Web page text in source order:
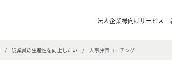
法人企業様向けサービス
/ 従業員の生産性を向上したい / 人事評価コーチング